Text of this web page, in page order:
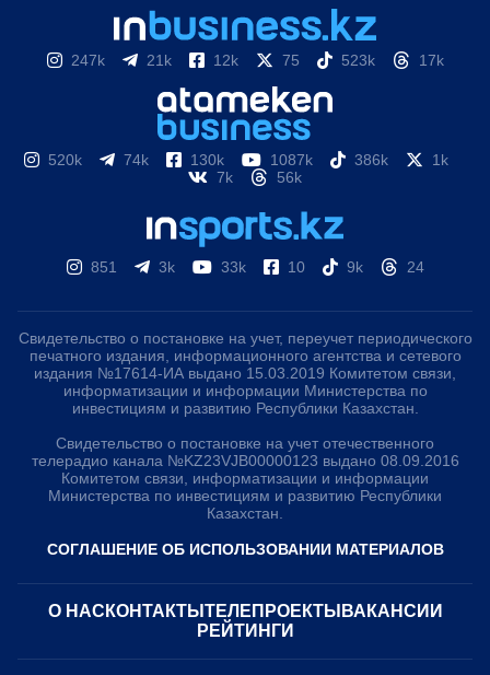
247k 21k 12k 75 523k 17k
520k 74k 130k 1087k 386k
1k
7k
56k
851 3k 33k 10 9k 24
Свидетельство о постановке на учет, переучет периодического
печатного издания, информационного агентства и сетевого
издания №17614-ИА выдано 15.03.2019 Комитетом связи,
информатизации и информации Министерства по
инвестициям и развитию Республики Казахстан.
Свидетельство о постановке на учет отечественного
телерадио канала №KZ23VJB00000123 выдано 08.09.2016
Комитетом связи, информатизации и информации
Министерства по инвестициям и развитию Республики
Казахстан.
СОГЛАШЕНИЕ ОБ ИСПОЛЬЗОВАНИИ МАТЕРИАЛОВ
О НАС КОНТАКТЫ ТЕЛЕПРОЕКТЫ ВАКАНСИИ
РЕЙТИНГИ